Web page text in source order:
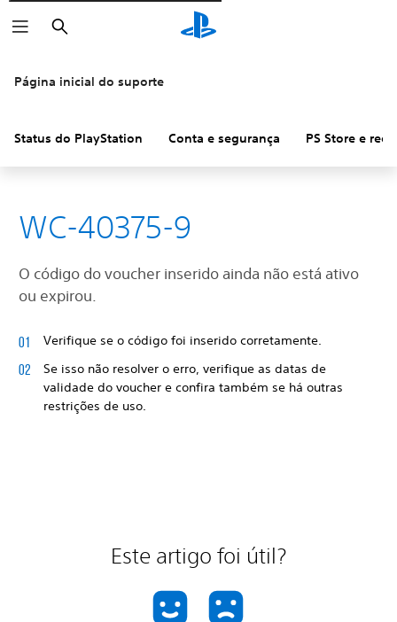
Pesquisar
Página inicial do suporte
Status do PlayStation Conta e segurança PS Store e
WC-40375-9
O código do voucher inserido ainda não está ativo
ou expirou.
Verifique se o código foi inserido corretamente.
Se isso não resolver o erro, verifique as datas de
validade do voucher e confira também se há outras
restrições de uso.
Este artigo foi útil?